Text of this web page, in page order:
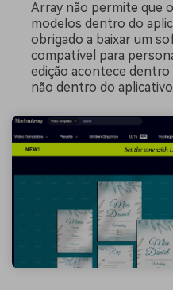
Array não permite que
modelos dentro do
obrigado a baixar um
compatível para
edição acontece
não dentro do aplicativo.